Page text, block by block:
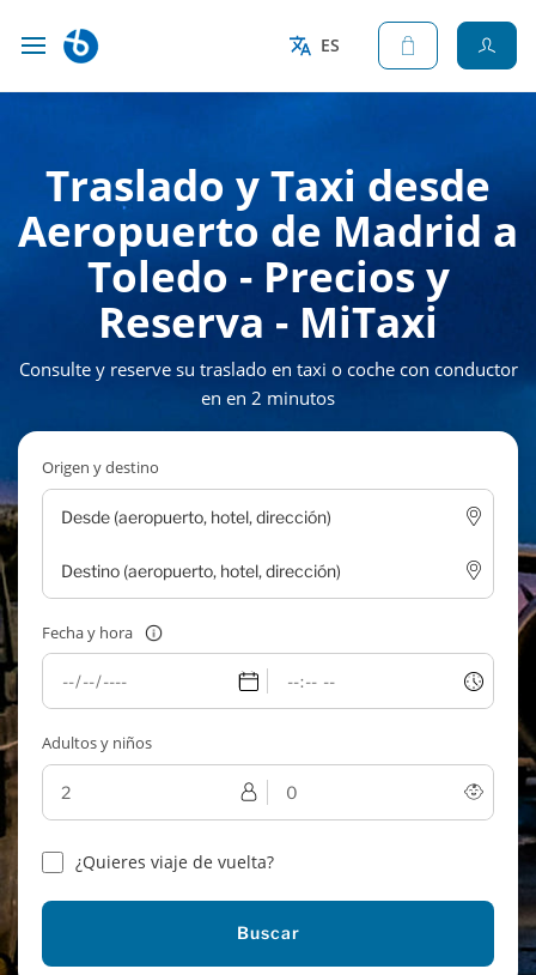
ES
Traslado y Taxi desde
Aeropuerto de Madrid a
Toledo - Precios y
Reserva - MiTaxi
Consulte y reserve su traslado en taxi o coche con conductor
en en 2 minutos
Origen y destino
Fecha y hora
Adultos y niños
¿Quieres viaje de vuelta?
Buscar